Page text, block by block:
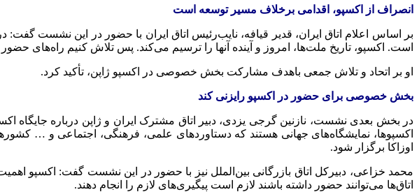
انصراف از اکسپو، اقدامی برخلاف مسیر توسعه است
است. اکسپو، تاریخ ملت‌ها، امروز و آینده آنها را ترسیم می‌کند. پس تلاش کنیم راه‌های حضور
او بر اتحاد و تلاش جمعی باهدف مشارکت بخش خصوصی در اکسپو ژاپن، تأکید کرد.
بخش خصوصی برای حضور در اکسپو رایزنی کند
در بخش بعدی نشست، نازنین گرجی یزدی، دبیر اتاق مشترک ایران و ژاپن درباره جایگاه
اکسپوها
اوزاکا برگزار شود.
محمد خزاعی، دبیرکل اتاق بازرگانی بین‌الملل نیز با حضور در این نشست گفت: اکسپو
اتاق‌ها می‌توانند حضور داشته باشند لازم است پیگیری‌های لازم را انجام دهند.